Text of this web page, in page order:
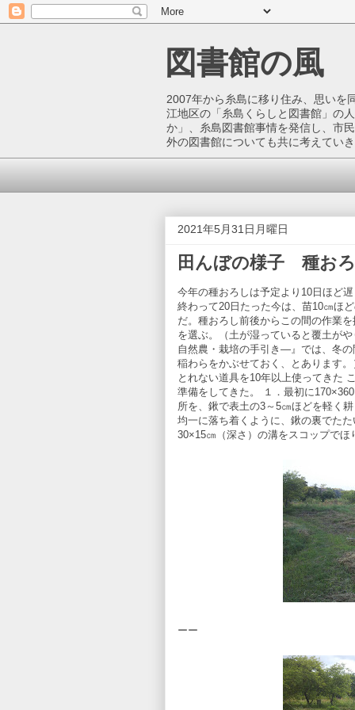
図書館の風
2007年から糸島に移り住み、思いを
江地区の「糸島くらしと図書館」の
か」、糸島図書館事情を発信し、市
外の図書館についても共に考えてい
2021年5月31日月曜日
田んぼの様子 種お
今年の種おろしは予定より10日ほど
終わって20日たった今は、苗10㎝ほ
だ。種おろし前後からこの間の作業
を選ぶ。（土が湿っていると覆土が
自然農・栽培の手引き―』では、冬
稲わらをかぶせておく、とあります
とれない道具を10年以上使ってきた
準備をしてきた。 １．最初に
所を、鍬で表土の3～5㎝ほどを軽
均一に落ち着くように、鍬の裏でた
30×15㎝（深さ）の溝をスコップで
ーー